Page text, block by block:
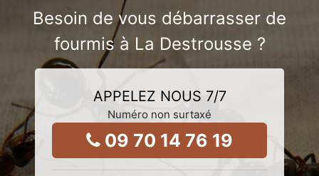
Besoin de vous débarrasser de
fourmis à La Destrousse ?
APPELEZ NOUS 7/7
Numéro non surtaxé
09 70 14 76 19